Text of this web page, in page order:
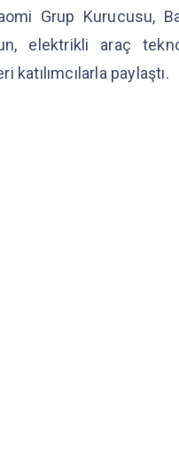
Grup Kurucusu,
elektrikli araç
katılımcılarla paylaştı.